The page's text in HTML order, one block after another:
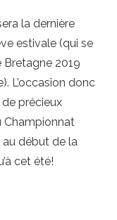
la dernière
estivale (qui se
2019
L’occasion donc
précieux
Championnat
au début de la
cet été!